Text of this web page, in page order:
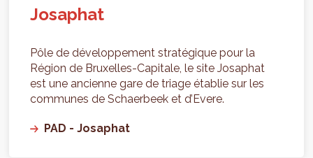
Josaphat
Pôle de développement stratégique pour la
Région de Bruxelles-Capitale, le site Josaphat
est une ancienne gare de triage établie sur les
communes de Schaerbeek et d’Evere.
PAD - Josaphat